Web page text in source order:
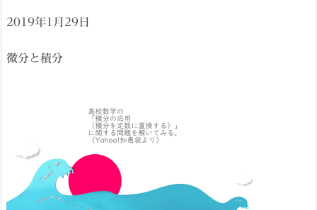
2019年1月29日
微分と積分